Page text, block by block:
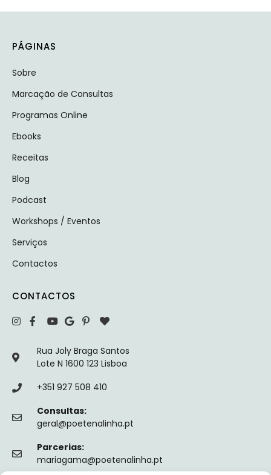
PÁGINAS
Sobre
Marcação de Consultas
Programas Online
Ebooks
Receitas
Blog
Podcast
Workshops / Eventos
Serviços
Contactos
CONTACTOS
Rua Joly Braga Santos
Lote N 1600 123 Lisboa
+351 927 508 410
Consultas:
geral@poetenalinha.pt
Parcerias:
mariagama@poetenalinha.pt